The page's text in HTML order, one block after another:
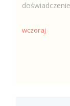
wczoraj